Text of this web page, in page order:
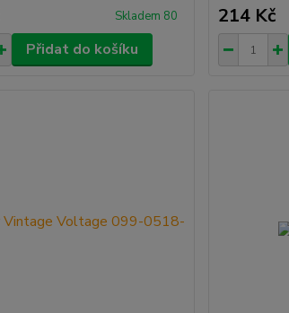
Skladem 80
Přidat do košíku
214 Kč